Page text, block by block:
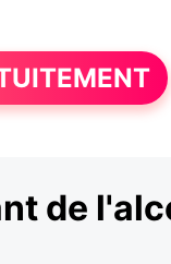
de